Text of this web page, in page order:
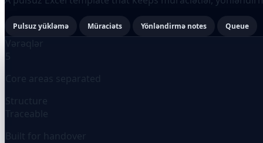
Pulsuz yükləmə Müraciəts Yönləndirmə notes Queue
Vərəqlər
5
Core areas separated
Structure
Traceable
Built for handover